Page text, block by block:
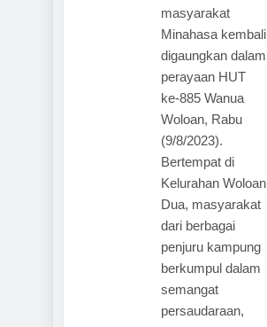
masyarakat
Minahasa kembali
digaungkan dalam
perayaan HUT
ke-885 Wanua
Woloan, Rabu
(9/8/2023).
Bertempat di
Kelurahan Woloan
Dua, masyarakat
dari berbagai
penjuru kampung
berkumpul dalam
semangat
persaudaraan,